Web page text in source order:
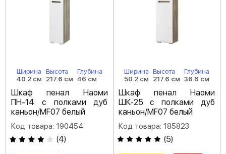
Ширина
40.2 см
Высота
217.6 см
Глубина
46 см
Шкаф пенал Наоми
ПН-14 с полками дуб
каньон/MF07 белый
Код товара: 190454
(4)
Ширина
50.2 см
Высота
217.6 см
Глубина
36.8 см
Шкаф пенал Наоми
ШК-25 с полками дуб
каньон/MF07 белый
Код товара: 185823
(5)